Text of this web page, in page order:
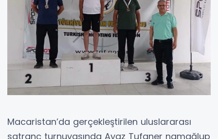
Macaristan’da gerçekleştirilen uluslararası
satranç turnuvasında Ayaz Tufaner namağlup